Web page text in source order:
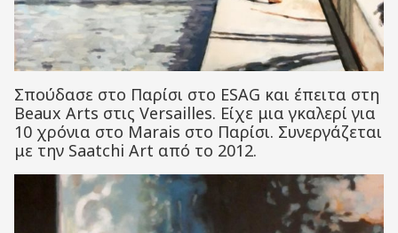
Σπούδασε στο Παρίσι στο ESAG και έπειτα στη
Beaux Arts στις Versailles. Είχε μια γκαλερί για
10 χρόνια στο Marais στο Παρίσι. Συνεργάζεται
με την Saatchi Art από το 2012.